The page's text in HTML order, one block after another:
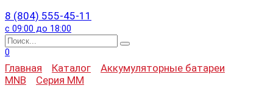
8 (804) 555-45-11
с 09:00 до 18:00
Search
for:
0
Главная Каталог
Аккумуляторные батареи
MNB
Серия MM